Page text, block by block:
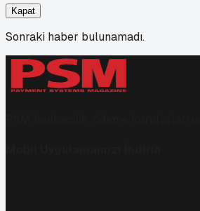
Kapat
Sonraki haber bulunamadı.